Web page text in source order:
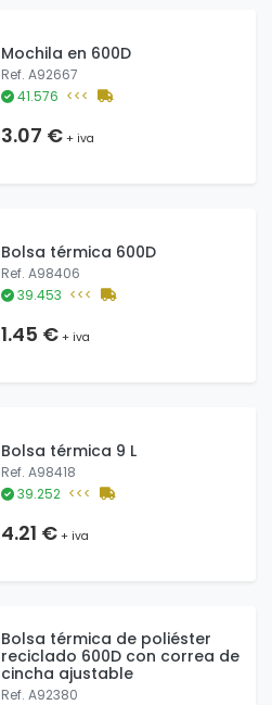
Mochila en 600D
Ref. A92667
41.576 <<<
3.07 €+ iva
Bolsa térmica 600D
Ref. A98406
39.453 <<<
1.45 €+ iva
Bolsa térmica 9 L
Ref. A98418
39.252 <<<
4.21 €+ iva
Bolsa térmica de poliéster
reciclado 600D con correa de
cincha ajustable
Ref. A92380